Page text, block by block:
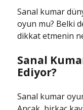
Sanal kumar
oyun mu? Belki
dikkat etmenin
Sanal
Ediyor?
Sanal kumar